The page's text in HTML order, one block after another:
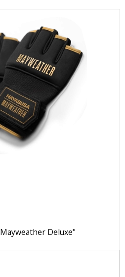
Deluxe"